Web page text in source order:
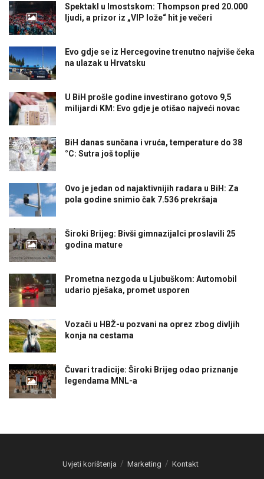
Spektakl u Imostskom: Thompson pred 20.000
ljudi, a prizor iz „VIP lože“ hit je večeri
Evo gdje se iz Hercegovine trenutno najviše čeka
na ulazak u Hrvatsku
U BiH prošle godine investirano gotovo 9,5
milijardi KM: Evo gdje je otišao najveći novac
BiH danas sunčana i vruća, temperature do 38
°C: Sutra još toplije
Ovo je jedan od najaktivnijih radara u BiH: Za
pola godine snimio čak 7.536 prekršaja
Široki Brijeg: Bivši gimnazijalci proslavili 25
godina mature
Prometna nezgoda u Ljubuškom: Automobil
udario pješaka, promet usporen
Vozači u HBŽ-u pozvani na oprez zbog divljih
konja na cestama
Čuvari tradicije: Široki Brijeg odao priznanje
legendama MNL-a
Uvjeti korištenja Marketing Kontakt